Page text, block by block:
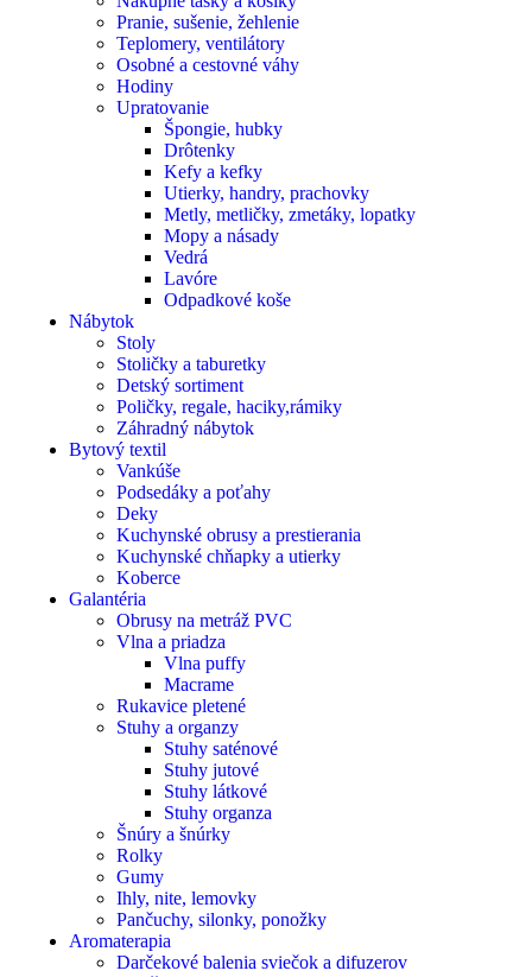
Pranie, sušenie, žehlenie
Teplomery, ventilátory
Osobné a cestovné váhy
Hodiny
Upratovanie
Špongie, hubky
Drôtenky
Kefy a kefky
Utierky, handry, prachovky
Metly, metličky, zmetáky, lopatky
Mopy a násady
Vedrá
Lavóre
Odpadkové koše
Nábytok
Stoly
Stoličky a taburetky
Detský sortiment
Poličky, regale, haciky,rámiky
Záhradný nábytok
Bytový textil
Vankúše
Podsedáky a poťahy
Deky
Kuchynské obrusy a prestierania
Kuchynské chňapky a utierky
Koberce
Galantéria
Obrusy na metráž PVC
Vlna a priadza
Vlna puffy
Macrame
Rukavice pletené
Stuhy a organzy
Stuhy saténové
Stuhy jutové
Stuhy látkové
Stuhy organza
Šnúry a šnúrky
Rolky
Gumy
Ihly, nite, lemovky
Pančuchy, silonky, ponožky
Aromaterapia
Darčekové balenia sviečok a difuzerov